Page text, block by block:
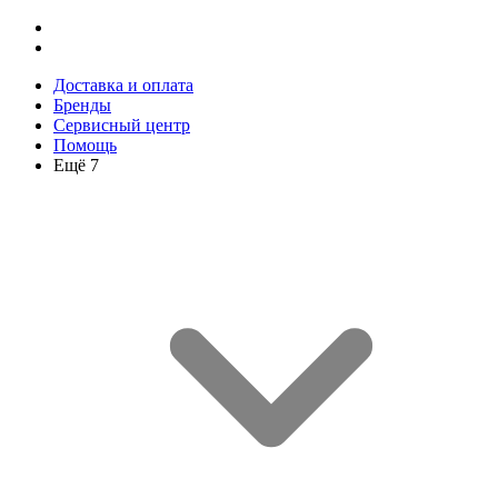
Доставка и оплата
Бренды
Сервисный центр
Помощь
Ещё 7